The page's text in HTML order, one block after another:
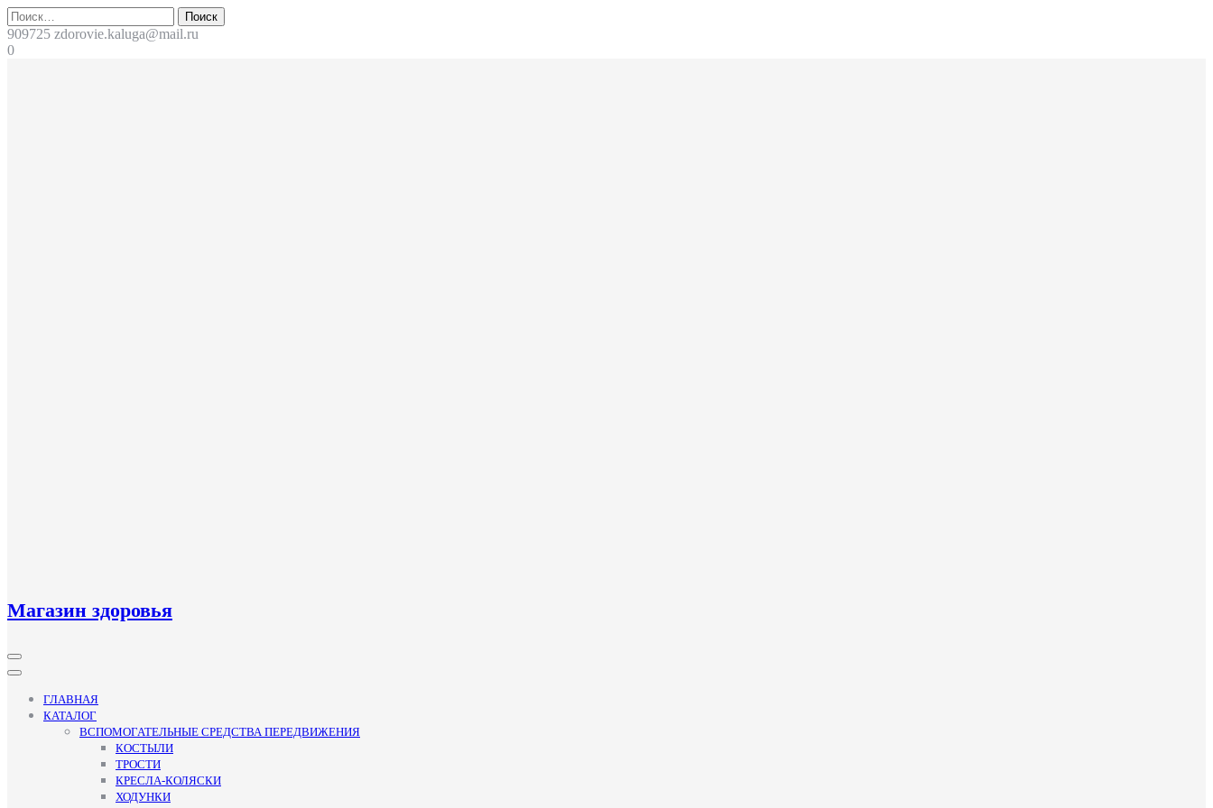
Перейти
к
содержимому
Поиск
909725 zdorovie.kaluga@mail.ru
0
Магазин здоровья
Кнопка
Открыть
ГЛАВНАЯ
КАТАЛОГ
ВСПОМОГАТЕЛЬНЫЕ СРЕДСТВА ПЕРЕДВИЖЕНИЯ
КОСТЫЛИ
ТРОСТИ
КРЕСЛА-КОЛЯСКИ
ХОДУНКИ